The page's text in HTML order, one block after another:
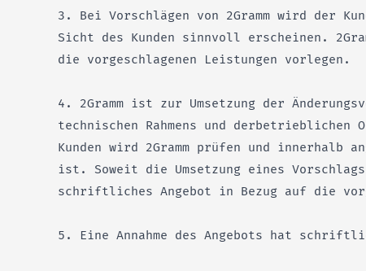
3. Bei Vorschlägen von 2Gramm wird der
Sicht des Kunden sinnvoll erscheinen.
die vorgeschlagenen Leistungen vorlegen.
4. 2Gramm ist zur Umsetzung der
technischen Rahmens und
Kunden wird 2Gramm prüfen und innerhalb
ist. Soweit die Umsetzung eines
schriftliches Angebot in Bezug auf die
5. Eine Annahme des Angebots hat